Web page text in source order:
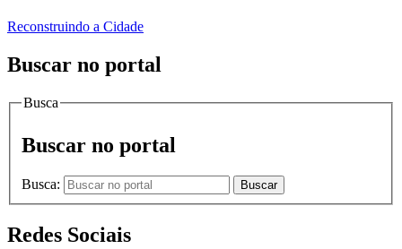
Reconstruindo a Cidade
Buscar no portal
Busca
Buscar no portal
Busca: Buscar
Redes Sociais